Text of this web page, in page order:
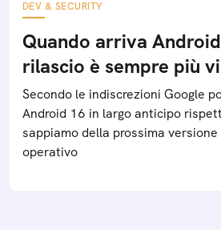
DEV & SECURITY
Quando arriva
rilascio è sempre più
Secondo le indiscrezioni Google
Android 16 in largo anticipo
sappiamo della prossima
operativo